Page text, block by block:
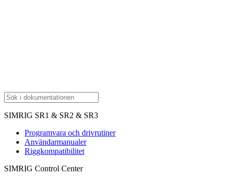
SIMRIG SR1 & SR2 & SR3
Programvara och drivrutiner
Användarmanualer
Riggkompatibilitet
SIMRIG Control Center